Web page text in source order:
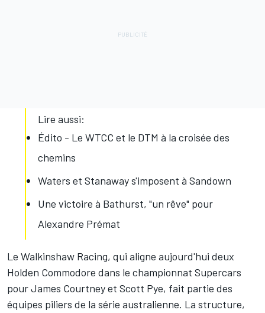
Lire aussi:
Édito - Le WTCC et le DTM à la croisée des
chemins
Waters et Stanaway s'imposent à Sandown
Une victoire à Bathurst, "un rêve" pour
Alexandre Prémat
Le Walkinshaw Racing, qui aligne aujourd'hui deux
Holden Commodore dans le championnat Supercars
pour James Courtney et Scott Pye, fait partie des
équipes piliers de la série australienne. La structure,